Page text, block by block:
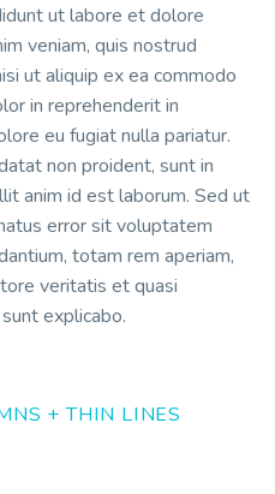
ut labore et dolore
veniam, quis nostrud
ut aliquip ex ea commodo
in reprehenderit in
eu fugiat nulla pariatur.
non proident, sunt in
anim id est laborum. Sed ut
error sit voluptatem
totam rem aperiam,
veritatis et quasi
explicabo.
+ THIN LINES